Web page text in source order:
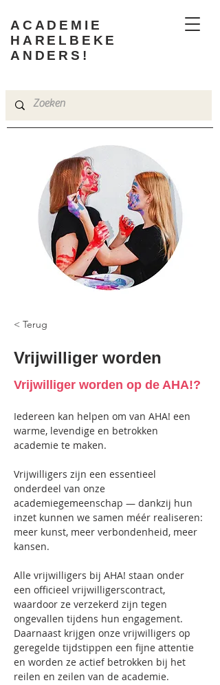
ACADEMIE
HARELBEKE
ANDERS!
< Terug
Vrijwilliger worden
Vrijwilliger worden op de AHA!?
Iedereen kan helpen om van AHA! een
warme, levendige en betrokken
academie te maken.
Vrijwilligers zijn een essentieel
onderdeel van onze
academiegemeenschap — dankzij hun
inzet kunnen we samen méér realiseren:
meer kunst, meer verbondenheid, meer
kansen.
Alle vrijwilligers bij AHA! staan onder
een officieel vrijwilligerscontract,
waardoor ze verzekerd zijn tegen
ongevallen tijdens hun engagement.
Daarnaast krijgen onze vrijwilligers op
geregelde tijdstippen een fijne attentie
en worden ze actief betrokken bij het
reilen en zeilen van de academie.